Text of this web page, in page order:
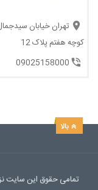
تهران خیابان
کوچه هفتم پلاک 12
09025158000